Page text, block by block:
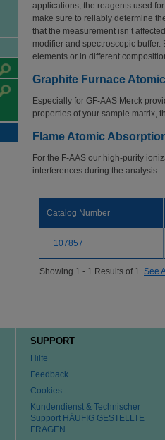
applications, the reagents used
make sure to reliably determine
that the measurement isn’t
modifier and spectroscopic
elements or in different
Graphite Furnace
Especially for GF-AAS Merck
properties of your sample matrix,
Flame Atomic
For the F-AAS our high-purity
interferences during the analysis.
Catalog Number
107857
Showing 1 - 1 Results of 1 See
SUPPORT
Hilfe
Feedback
Cookies
Kundendienst & Technischer
Support HÄUFIG GESTELLTE
FRAGEN